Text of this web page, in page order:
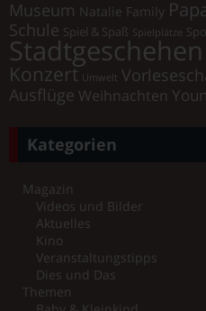
Museum Natalie Family
Schule Spiel & Spaß Spielplätze
Stadtgeschehen
Konzert Umwelt
Ausflüge Weihnachten
Kategorien
Magazin
Videos und Bilder
Aktuelles
Kino
Veranstaltungstipps
Dies und Das
Themen